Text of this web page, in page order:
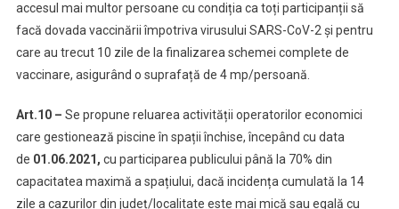
accesul mai multor persoane cu condiția ca toți participanții să
facă dovada vaccinării împotriva virusului SARS-CoV-2 și pentru
care au trecut 10 zile de la finalizarea schemei complete de
vaccinare, asigurând o suprafață de 4 mp/persoană.
Art.10 – Se propune reluarea activității operatorilor economici
care gestionează piscine în spații închise, începând cu data
de 01.06.2021, cu participarea publicului până la 70% din
capacitatea maximă a spațiului, dacă incidența cumulată la 14
zile a cazurilor din județ/localitate este mai mică sau egală cu